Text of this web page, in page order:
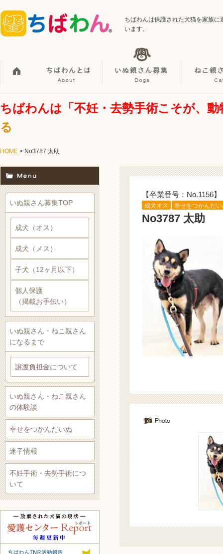
ちばわんは保護された犬猫を家族
います。
ちばわんは「不妊・去勢手術こそが、
る
HOME > No3787 太助
【卒業番号：No.1156】
成犬オス 幸せをつかんだ
No3787 太助
いぬ親さん募集TOP
成犬（オス）
成犬（メス）
子犬（12ヶ月以下）
個人保護
（掲載お手伝い）
いぬ親さん・ねこ親さん
になるまで
譲渡負担金について
いぬ親さん・ねこ親さん
の体験談
幸せをつかんだいぬ
迷子情報
不妊手術・去勢手術につ
いて